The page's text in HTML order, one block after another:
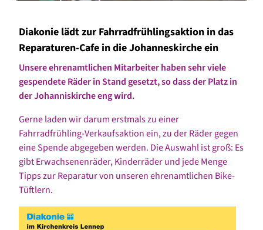
Diakonie lädt zur Fahrradfrühlingsaktion in das
Reparaturen-Cafe in die Johanneskirche ein
Unsere ehrenamtlichen Mitarbeiter haben sehr viele
gespendete Räder in Stand gesetzt, so dass der Platz in
der Johanniskirche eng wird.
Gerne laden wir darum erstmals zu einer
Fahrradfrühling-Verkaufsaktion ein, zu der Räder gegen
eine Spende abgegeben werden. Die Auswahl ist groß: Es
gibt Erwachsenenräder, Kinderräder und jede Menge
Tipps zur Reparatur von unseren ehrenamtlichen Bike-
Tüftlern.